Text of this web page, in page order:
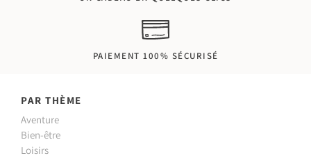
PAIEMENT 100% SÉCURISÉ
PAR THÈME
Aventure
Bien-être
Loisirs